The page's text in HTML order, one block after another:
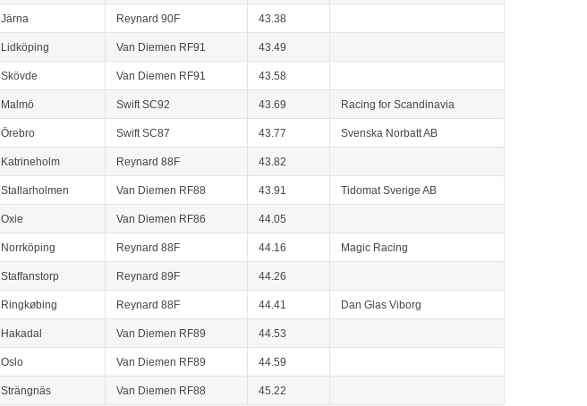
Järna Reynard 90F 43.38
Lidköping Van Diemen RF91 43.49
Skövde Van Diemen RF91 43.58
Malmö Swift SC92 43.69 Racing for Scandinavia
Örebro Swift SC87 43.77 Svenska Norbatt AB
Katrineholm Reynard 88F 43.82
Stallarholmen Van Diemen RF88 43.91 Tidomat Sverige AB
Oxie Van Diemen RF86 44.05
Norrköping Reynard 88F 44.16 Magic Racing
Staffanstorp Reynard 89F 44.26
Ringkøbing Reynard 88F 44.41 Dan Glas Viborg
Hakadal Van Diemen RF89 44.53
Oslo Van Diemen RF89 44.59
Strängnäs Van Diemen RF88 45.22